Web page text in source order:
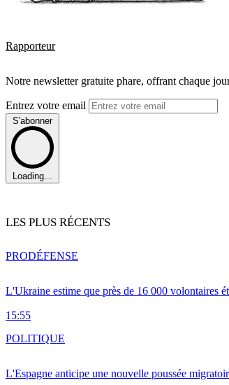
Rapporteur
Notre newsletter gratuite phare, offrant chaque
Entrez votre email
S'abonner
Loading...
LES PLUS RÉCENTS
L'Ukraine estime que près de 16 000 volontaires
15:55
PRODÉFENSE
L'Espagne anticipe une nouvelle poussée
POLITIQUE